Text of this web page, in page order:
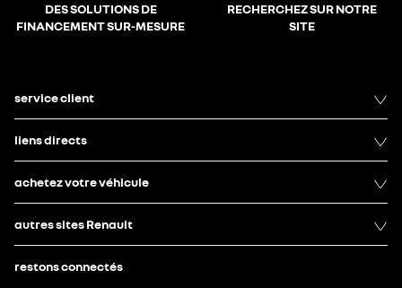
DES SOLUTIONS DE
FINANCEMENT SUR-MESURE
RECHERCHEZ SUR NOTRE
SITE
service client
liens directs
achetez votre véhicule
autres sites Renault
restons connectés